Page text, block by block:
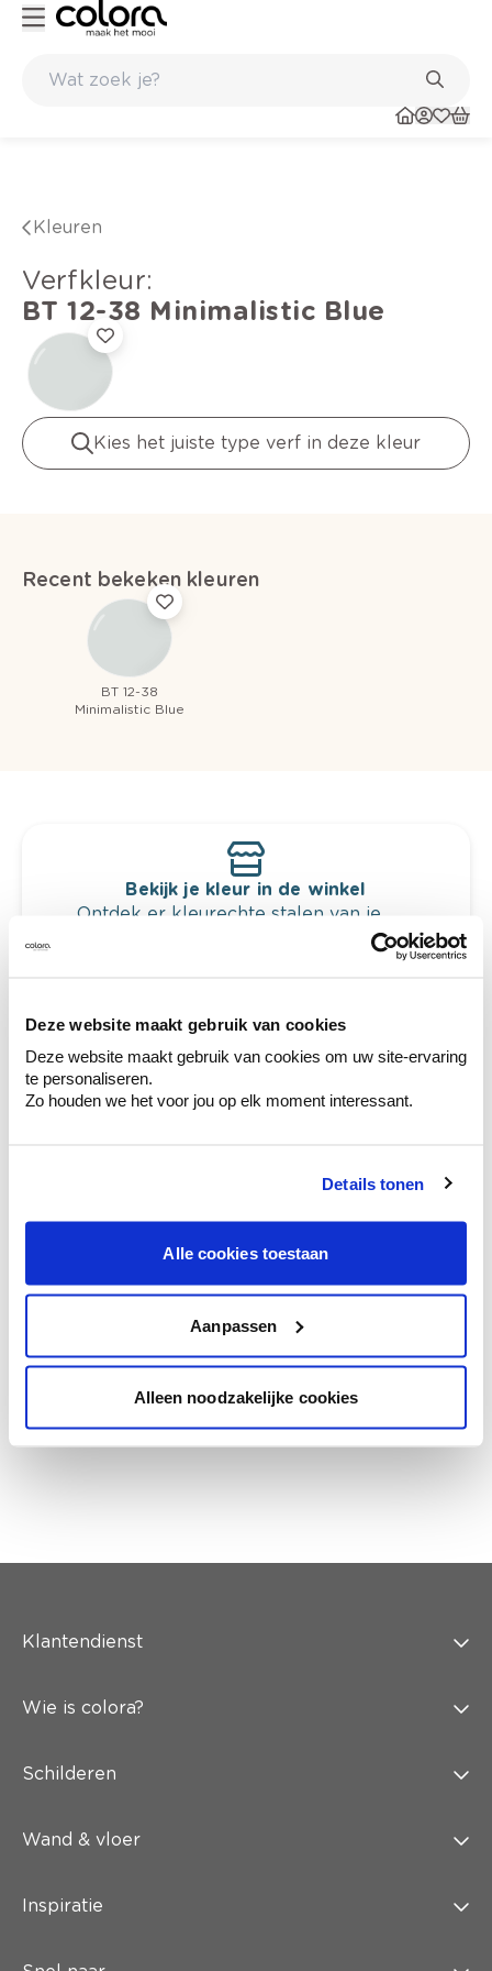
Deze website maakt gebruik van cookies
Deze website maakt gebruik van cookies om uw site-ervaring
te personaliseren.
Zo houden we het voor jou op elk moment interessant.
Details tonen
Alle cookies toestaan
Aanpassen
Alleen noodzakelijke cookies
Kleuren
verfkleur:
BT 12-38 Minimalistic Blue
Kies het juiste type verf in deze kleur
Recent bekeken kleuren
BT 12-38
Minimalistic Blue
Bekijk je kleur in de winkel
Ontdek er kleurechte stalen van je
Krijg persoonlijk advies om kleuren te
combineren.
Kleuradvies aan huis
en je meubels.
Krijg ineens een technologische check-up
van je muren.
Klantendienst
Wie is colora?
Schilderen
Wand & vloer
Inspiratie